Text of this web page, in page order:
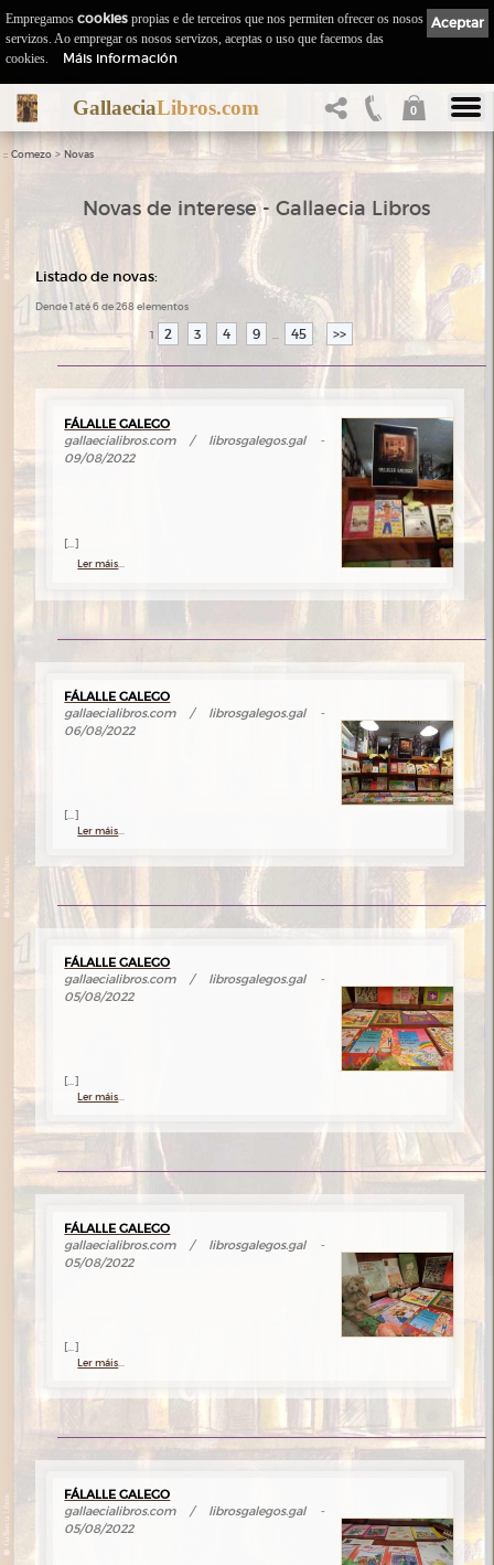
GallaeciaLibros.com 0
:: Comezo > Novas
Novas de interese - Gallaecia Libros
Listado de novas:
Dende 1 até 6 de 268 elementos
1 2 3 4 9 45 >>
FÁLALLE GALEGO
gallaecialibros.com / librosgalegos.gal -
09/08/2022
[...]
Ler máis
FÁLALLE GALEGO
gallaecialibros.com / librosgalegos.gal -
06/08/2022
[...]
Ler máis
FÁLALLE GALEGO
gallaecialibros.com / librosgalegos.gal -
05/08/2022
[...]
Ler máis
FÁLALLE GALEGO
gallaecialibros.com / librosgalegos.gal -
05/08/2022
[...]
Ler máis
FÁLALLE GALEGO
gallaecialibros.com / librosgalegos.gal -
05/08/2022
Aceptar
Empregamos cookies propias e de terceiros que nos permiten ofrecer os nosos
servizos. Ao empregar os nosos servizos, aceptas o uso que facemos das
cookies.
Máis información